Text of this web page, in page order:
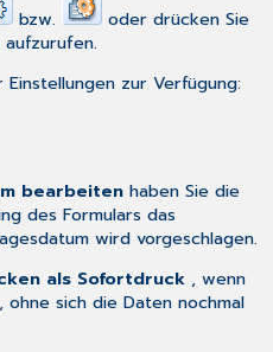
bzw.
oder drücken Sie
aufzurufen.
zur Verfügung:
bearbeiten haben Sie die
des Formulars das
wird vorgeschlagen.
als Sofortdruck , wenn
sich die Daten nochmal